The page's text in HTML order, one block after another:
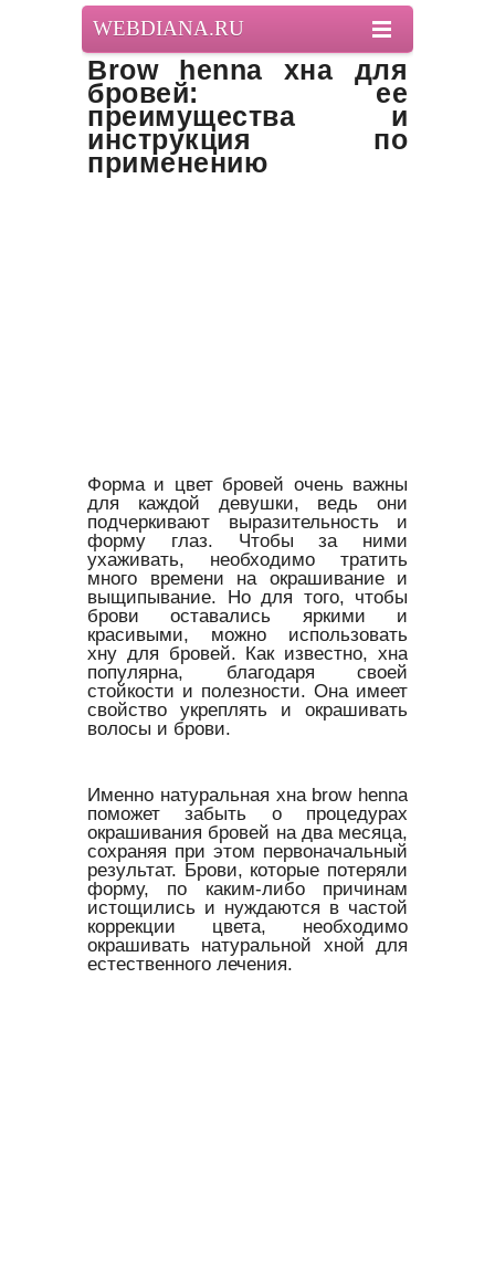
WEBDIANA.RU
Brow henna хна для
бровей: ее
преимущества и
инструкция по
применению
Форма и цвет бровей очень важны
для каждой девушки, ведь они
подчеркивают выразительность и
форму глаз. Чтобы за ними
ухаживать, необходимо тратить
много времени на окрашивание и
выщипывание. Но для того, чтобы
брови оставались яркими и
красивыми, можно использовать
хну для бровей. Как известно, хна
популярна, благодаря своей
стойкости и полезности. Она имеет
свойство укреплять и окрашивать
волосы и брови.
Именно натуральная хна brow henna
поможет забыть о процедурах
окрашивания бровей на два месяца,
сохраняя при этом первоначальный
результат. Брови, которые потеряли
форму, по каким-либо причинам
истощились и нуждаются в частой
коррекции цвета, необходимо
окрашивать натуральной хной для
естественного лечения.